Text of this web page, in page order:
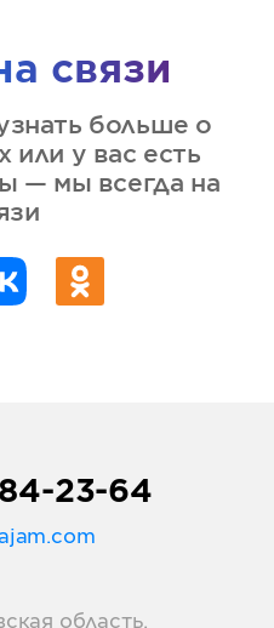
связи
больше о
или у вас есть
— мы всегда на
23-64
область,